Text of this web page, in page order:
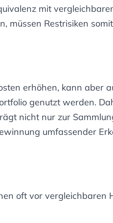
mit
müssen Restrisiken
erhöhen, kann aber
genutzt werden.
nicht nur zur
umfassender
oft vor vergleichbaren